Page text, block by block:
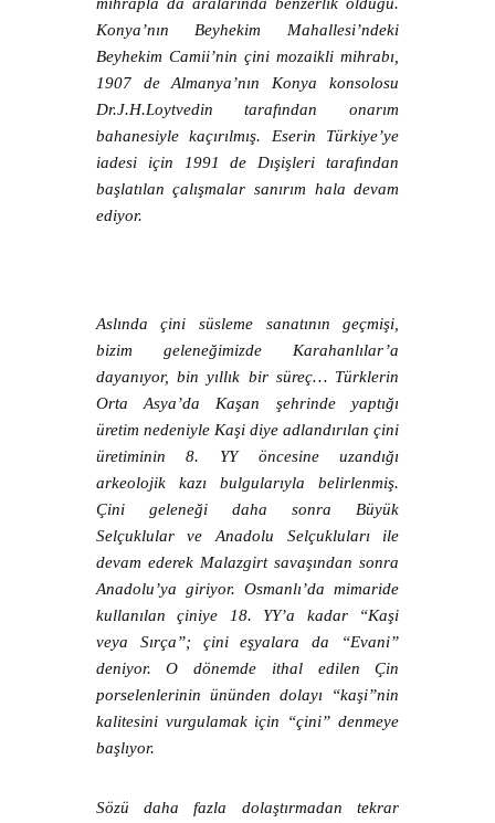
mihrapla da aralarında benzerlik olduğu.
Konya’nın Beyhekim Mahallesi’ndeki
Beyhekim Camii’nin çini mozaikli mihrabı,
1907 de Almanya’nın Konya konsolosu
Dr.J.H.Loytvedin tarafından onarım
bahanesiyle kaçırılmış. Eserin Türkiye’ye
iadesi için 1991 de Dışişleri tarafından
başlatılan çalışmalar sanırım hala devam
ediyor.
Aslında çini süsleme sanatının geçmişi,
bizim geleneğimizde Karahanlılar’a
dayanıyor, bin yıllık bir süreç… Türklerin
Orta Asya’da Kaşan şehrinde yaptığı
üretim nedeniyle Kaşi diye adlandırılan çini
üretiminin 8. YY öncesine uzandığı
arkeolojik kazı bulgularıyla belirlenmiş.
Çini geleneği daha sonra Büyük
Selçuklular ve Anadolu Selçukluları ile
devam ederek Malazgirt savaşından sonra
Anadolu’ya giriyor. Osmanlı’da mimaride
kullanılan çiniye 18. YY’a kadar “Kaşi
veya Sırça”; çini eşyalara da “Evani”
deniyor. O dönemde ithal edilen Çin
porselenlerinin ününden dolayı “kaşi”nin
kalitesini vurgulamak için “çini” denmeye
başlıyor.
Sözü daha fazla dolaştırmadan tekrar